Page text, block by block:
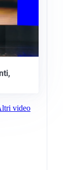
video